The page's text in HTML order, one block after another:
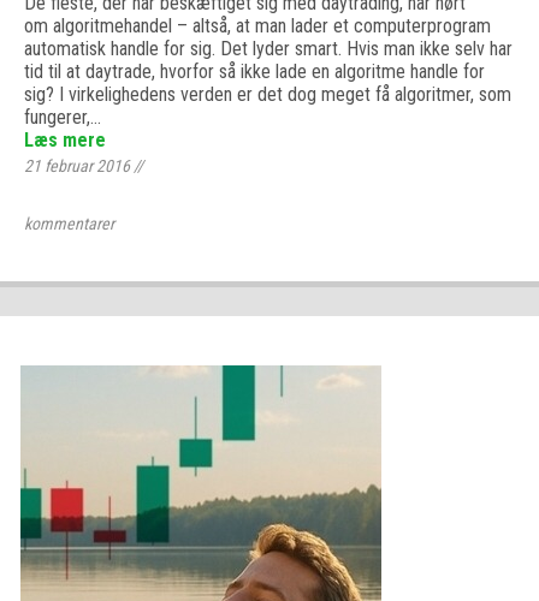
om algoritmehandel – altså, at man lader et computerprogram
automatisk handle for sig. Det lyder smart. Hvis man ikke selv har
tid til at daytrade, hvorfor så ikke lade en algoritme handle for
sig? I virkelighedens verden er det dog meget få algoritmer, som
fungerer,…
Læs mere
21 februar 2016//
kommentarer